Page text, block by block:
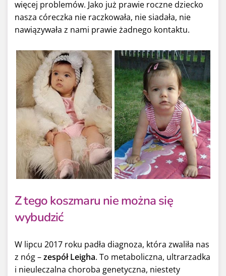
więcej problemów. Jako już prawie roczne dziecko
nasza córeczka nie raczkowała, nie siadała, nie
nawiązywała z nami prawie żadnego kontaktu.
Z tego koszmaru nie można się
wybudzić
W lipcu 2017 roku padła diagnoza, która zwaliła nas
z nóg –zespół Leigha. To metaboliczna, ultrarzadka
i nieuleczalna choroba genetyczna, niestety